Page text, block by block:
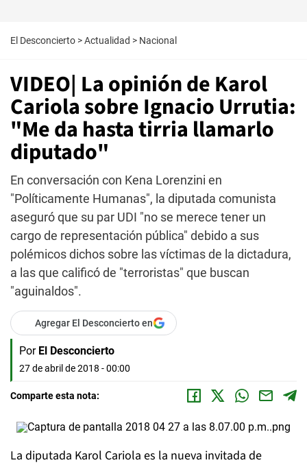
El Desconcierto >Actualidad > Nacional
VIDEO| La opinión de Karol
Cariola sobre Ignacio Urrutia:
"Me da hasta tirria llamarlo
diputado"
En conversación con Kena Lorenzini en
"Políticamente Humanas", la diputada comunista
aseguró que su par UDI "no se merece tener un
cargo de representación pública" debido a sus
polémicos dichos sobre las víctimas de la dictadura,
a las que calificó de "terroristas" que buscan
"aguinaldos".
Agregar El Desconcierto en
Por El Desconcierto
27 de abril de 2018 - 00:00
Comparte esta nota:
La diputada Karol Cariola es la nueva invitada de